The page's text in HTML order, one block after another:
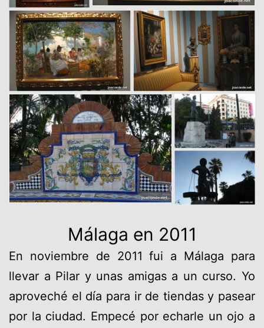
Málaga en 2011
En noviembre de 2011 fui a Málaga para
llevar a Pilar y unas amigas a un curso. Yo
aproveché el día para ir de tiendas y pasear
por la ciudad. Empecé por echarle un ojo a